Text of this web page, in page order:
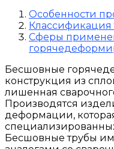
Особенности
Классификация
Сферы
Бесшовные
конструкция из
лишенная
Производятся
деформации,
Бесшовные трубы